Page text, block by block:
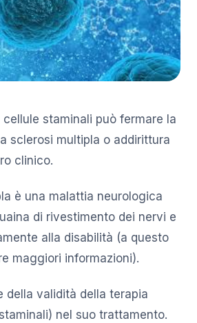
cellule staminali può fermare la
sclerosi multipla o addirittura
clinico.
è una malattia neurologica
di rivestimento dei nervi e
alla disabilità (a questo
maggiori informazioni).
della validità della terapia
nel suo trattamento.